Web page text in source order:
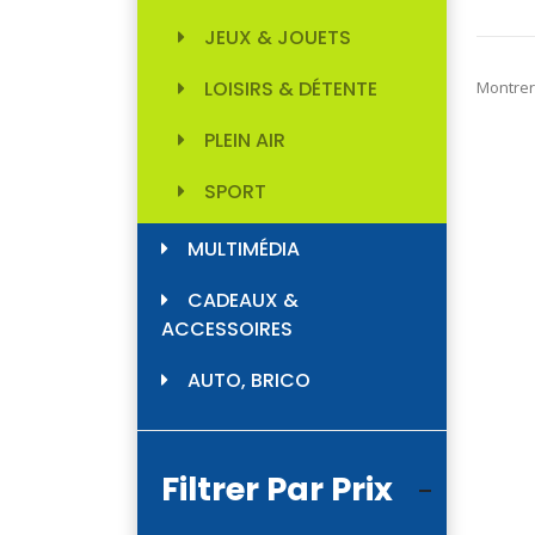
JEUX & JOUETS
LOISIRS & DÉTENTE
PLEIN AIR
SPORT
MULTIMÉDIA
CADEAUX &
ACCESSOIRES
AUTO, BRICO
Filtrer Par Prix